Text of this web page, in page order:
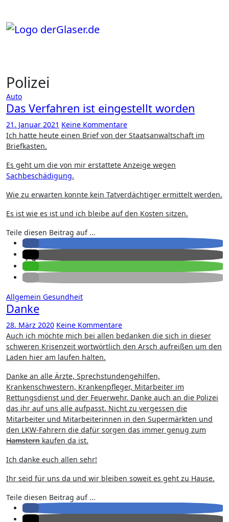
springen
Polizei
Auto
Das Verfahren ist eingestellt worden
21. Januar 2021 Keine Kommentare
Ich hatte heute einen Brief von der Staatsanwaltschaft im
Briefkasten.
Es geht um die von mir erstattete Anzeige wegen
Sachbeschädigung.
Wie zu erwarten konnte kein Tatverdächtiger ermittelt werden.
Es ist wie es ist und ich bleibe auf den Kosten sitzen.
Teile diesen Beitrag auf ...
Allgemein Gesundheit
Danke
28. März 2020 Keine Kommentare
Auch ich möchte mich bei allen bedanken die sich in dieser
schweren Krisenzeit wortwörtlich den Arsch aufreißen um den
Laden hier am laufen halten.
Danke an alle Ärzte, Sprechstundengehilfen,
Krankenschwestern, Krankenpfleger, Mitarbeiter im
Rettungsdienst und der Feuerwehr. Danke auch an die Polizei
das ihr auf uns alle aufpasst. Nicht zu vergessen die
Mitarbeiter und Mitarbeiterinnen in den Supermärkten und
den LKW-Fahrern die dafür sorgen das immer genug zum
Hamstern kaufen da ist.
Ich danke euch allen sehr!
Ihr seid für uns da und wir bleiben soweit es geht zu Hause.
Teile diesen Beitrag auf ...